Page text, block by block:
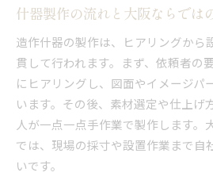
什器製作の流れと大阪ならでは
造作什器の製作は、ヒアリングから
貫して行われます。まず、依頼者の
にヒアリングし、図面やイメージパ
います。その後、素材選定や仕上げ
人が一点一点手作業で製作します。
では、現場の採寸や設置作業まで自
いです。